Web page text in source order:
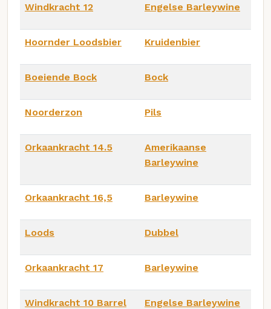
Windkracht 12 Engelse Barleywine
Hoornder Loodsbier Kruidenbier
Boeiende Bock Bock
Noorderzon Pils
Orkaankracht 14.5
Amerikaanse
Barleywine
Orkaankracht 16,5 Barleywine
Loods Dubbel
Orkaankracht 17 Barleywine
Windkracht 10 Barrel
Engelse Barleywine